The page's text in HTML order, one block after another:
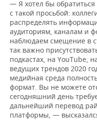
— Я хотел бы
с такой просьбой:
распределять
аудиториям, каналам и
наблюдаем смещение в
так важно
подкастах, на YouTube,
ведущих трендов 2020
медийная среда
формат. Вы не можете
сегодняшний день
дальнейший перевод
платформы, —